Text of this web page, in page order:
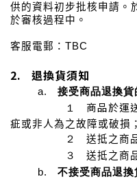
供的資料初步批核申請。
於審核過程中。
客服電郵： TBC
2. 退換貨須知
a. 接受商品退換貨
１ 商品於運
疵或非人為之故障或破損；
２ 送抵之商
３ 送抵之商
b. 不接受商品退